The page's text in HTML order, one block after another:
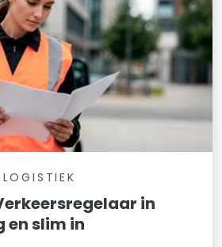
in
en slim in